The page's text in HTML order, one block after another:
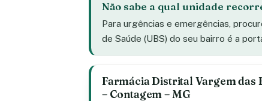
Não sabe a qual unidade
Para urgências e emergências,
de Saúde (UBS) do seu bairro é a
Farmácia Distrital Vargem das
– Contagem – MG